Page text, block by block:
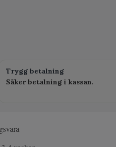
Trygg betalning
Säker betalning i kassan.